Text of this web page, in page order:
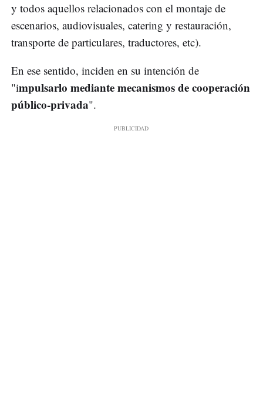
y todos aquellos relacionados con el montaje de
escenarios, audiovisuales, catering y restauración,
transporte de particulares, traductores, etc).
En ese sentido, inciden en su intención de
"impulsarlo mediante mecanismos de cooperación
público-privada".